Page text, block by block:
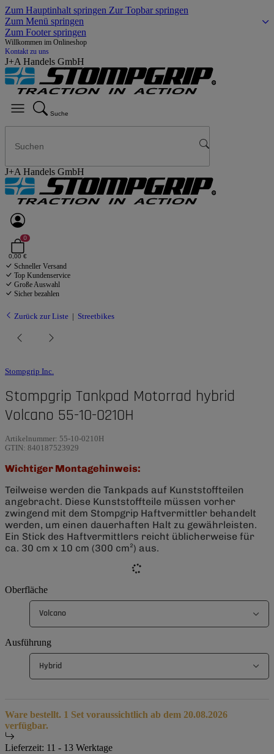
Zum Hauptinhalt springen Zur Topbar springen
Zum Menü springen
Zum Footer springen
Willkommen im Onlineshop
Kontakt zu uns
J+A Handels GmbH
Suche
J+A Handels GmbH
0
0,00 €
Schneller Versand
Top Kundenservice
Große Auswahl
Sicher bezahlen
Zurück zur Liste Streetbikes
Stompgrip Inc.
Stompgrip Tankpad Motorrad hybrid
Volcano 55-10-0210H
Artikelnummer: 55-10-0210H
GTIN: 840187523929
Wichtiger Montagehinweis:
Teilweise werden die Tankpads auf Kunststoffteilen
angebracht. Diese Kunststoffteile müssen vorher
zwingend mit dem Stompgrip Haftvermittler behandelt
werden, um einen dauerhaften Halt zu gewährleisten.
Ein Stick des Haftvermittlers reicht üblicherweise für
ca. 30 cm x 10 cm (300 cm²) aus.
Oberfläche
Volcano
Ausführung
Hybrid
Ware bestellt. 1 Set voraussichtlich ab dem 20.08.2026
verfügbar.
Lieferzeit: 11 - 13 Werktage